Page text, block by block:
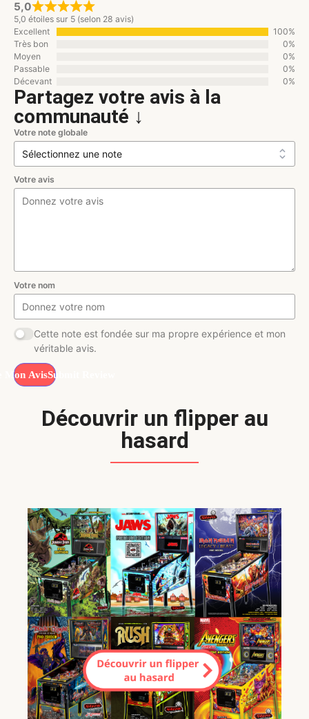
5,0
5,0 étoiles sur 5 (selon 28 avis)
Excellent
100%
Très bon
0%
Moyen
0%
Passable
0%
Décevant
0%
Partagez votre avis à la
communauté ↓
Votre note globale
Votre avis
Votre nom
Cette note est fondée sur ma propre expérience et mon
véritable avis.
Submit Review
Découvrir un flipper au
hasard